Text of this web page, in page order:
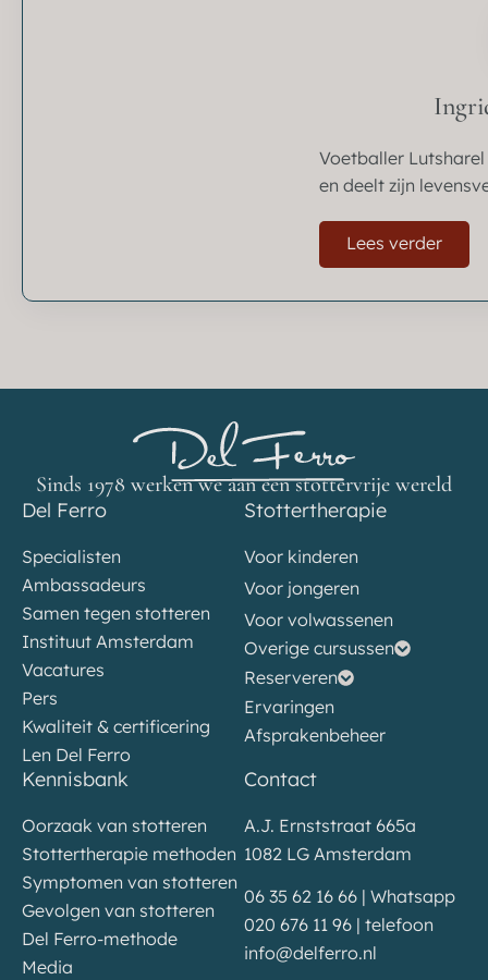
Voetballer
en deelt zijn
Lees verder
Sinds 1978 werken we aan een stottervrije wereld
Del Ferro
Specialisten
Ambassadeurs
Samen tegen stotteren
Instituut Amsterdam
Vacatures
Pers
Kwaliteit & certificering
Len Del Ferro
Stottertherapie
Voor kinderen
Voor jongeren
Voor volwassenen
Overige cursussen
Reserveren
Ervaringen
Afsprakenbeheer
Kennisbank
Oorzaak van stotteren
Stottertherapie methoden
Symptomen van stotteren
Gevolgen van stotteren
Del Ferro-methode
Media
Contact
A.J. Ernststraat 665a
1082 LG Amsterdam
06 35 62 16 66 | Whatsapp
020 676 11 96 | telefoon
info@delferro.nl